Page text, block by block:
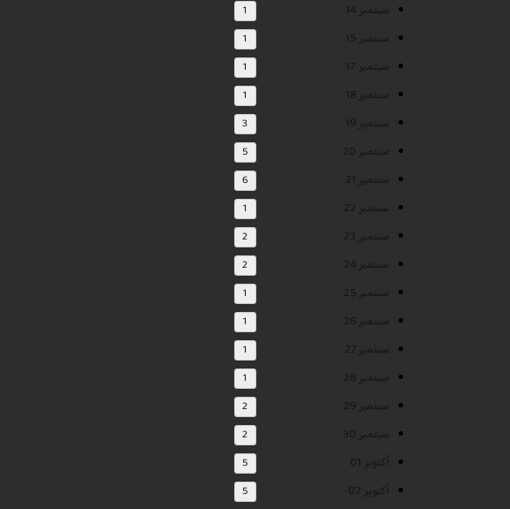
سبتمبر 14 1
سبتمبر 15 1
سبتمبر 17 1
سبتمبر 18 1
سبتمبر 19 3
سبتمبر 20 5
سبتمبر 21 6
سبتمبر 22 1
سبتمبر 23 2
سبتمبر 24 2
سبتمبر 25 1
سبتمبر 26 1
سبتمبر 27 1
سبتمبر 28 1
سبتمبر 29 2
سبتمبر 30 2
أكتوبر 01 5
أكتوبر 02 5